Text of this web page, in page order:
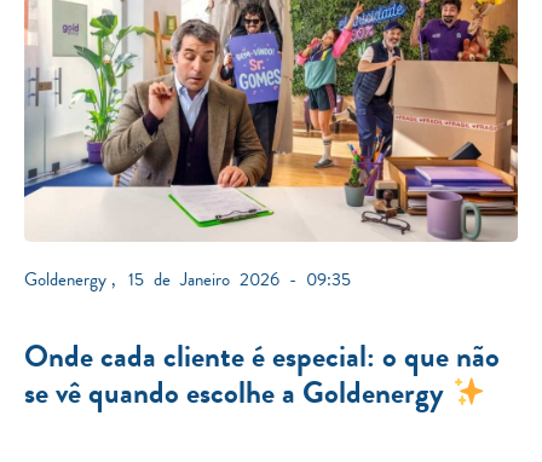
Goldenergy 15 de Janeiro 2026 - 09:35
Onde cada cliente é especial: o que não
se vê quando escolhe a Goldenergy